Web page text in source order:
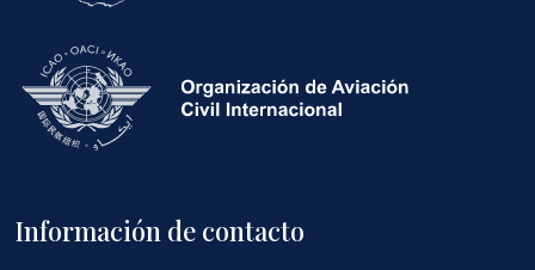
Información de contacto